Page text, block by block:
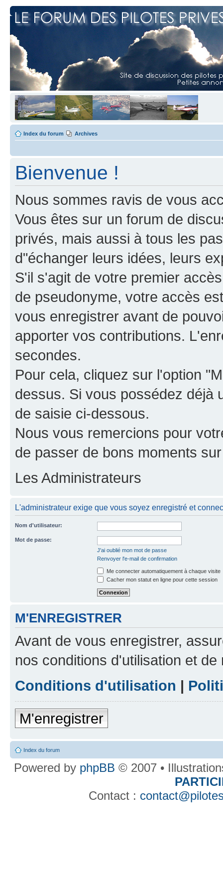
Index du forum Archives
Bienvenue !
Nous sommes ravis de vous
Vous êtes sur un forum de
privés, mais aussi à tous les
d"échanger leurs idées, leurs
S'il s'agit de votre premier
de pseudonyme, votre accès
vous enregistrer avant de
apporter vos contributions.
secondes.
Pour cela, cliquez sur l'option
dessus. Si vous possédez déjà
de saisie ci-dessous.
Nous vous remercions pour
de passer de bons moments
Les Administrateurs
L'administrateur exige que vous soyez enregistré et
Nom d'utilisateur:
Mot de passe:
J'ai oublié mon mot de passe
Renvoyer l'e-mail de confirmation
Me connecter automatiquement à chaque visite
Cacher mon statut en ligne pour cette session
M'ENREGISTRER
Avant de vous enregistrer,
nos conditions d'utilisation et
Conditions d'utilisation |
M'enregistrer
Index du forum
Powered by phpBB © 2007 •
Contact :